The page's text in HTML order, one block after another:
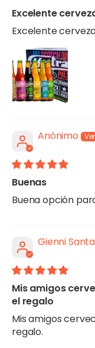
Excelente
Excelente
Anónimo
Buenas
Buena opción
Gienni
Mis amigos
el regalo
Mis amigos
regalo.